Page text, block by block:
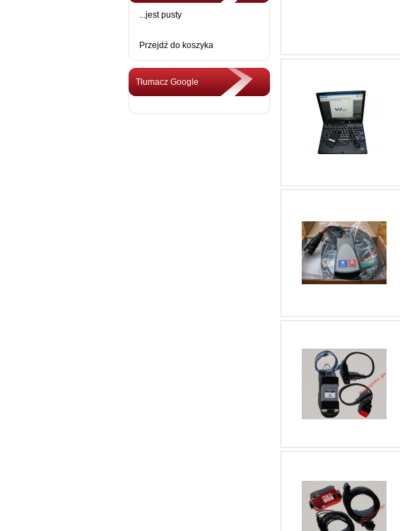
...jest pusty
Przejdź do koszyka
Tłumacz Google